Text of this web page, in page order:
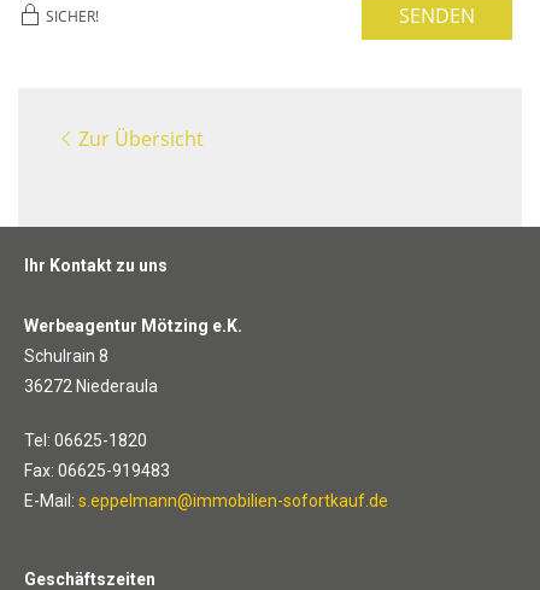
SICHER! SENDEN
Zur Übersicht
Ihr Kontakt zu uns
Werbeagentur Mötzing e.K.
Schulrain 8
36272 Niederaula
Tel: 06625-1820
Fax: 06625-919483
E-Mail: s.eppelmann@immobilien-sofortkauf.de
Geschäftszeiten